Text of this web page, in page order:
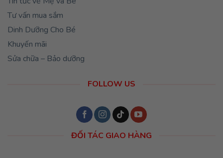
Tư vấn mua sắm
Dinh Dưỡng Cho Bé
Khuyến mãi
Sửa chữa – Bảo dưỡng
FOLLOW US
ĐỐI TÁC GIAO HÀNG